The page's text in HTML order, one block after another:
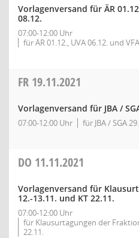
Vorlagenversand für ÄR
08.12.
07:00-12:00 Uhr
für ÄR 01.12., UVA 06.12. und
FR 19.11.2021
Vorlagenversand für JBA /
07:00-12:00 Uhr für JBA / SGA
DO 11.11.2021
Vorlagenversand für
12.-13.11. und KT 22.11.
07:00-12:00 Uhr
für Klausurtagungen der
22.11.